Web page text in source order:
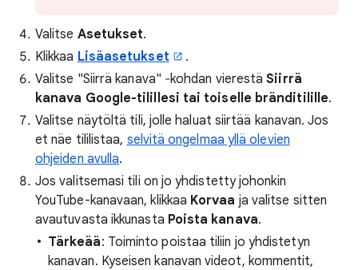
Valitse Asetukset.
Klikkaa Lisäasetukset
.
Valitse "Siirrä kanava" ‐kohdan vierestäSiirrä
kanava Google-tilillesi tai toiselle bränditilille.
Valitse näytöltä tili, jolle haluat siirtää kanavan. Jos
et näe tililistaa, selvitä ongelmaa yllä olevien
ohjeiden avulla.
Jos valitsemasi tili on jo yhdistetty johonkin
YouTube-kanavaan, klikkaa Korvaa ja valitse sitten
avautuvasta ikkunasta Poista kanava.
Tärkeää: Toiminto poistaa tiliin jo yhdistetyn
kanavan. Kyseisen kanavan videot, kommentit,